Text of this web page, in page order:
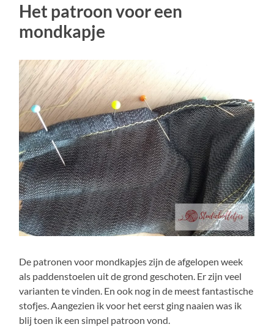
Het patroon voor een
mondkapje
De patronen voor mondkapjes zijn de afgelopen week
als paddenstoelen uit de grond geschoten. Er zijn veel
varianten te vinden. En ook nog in de meest fantastische
stofjes. Aangezien ik voor het eerst ging naaien was ik
blij toen ik een simpel patroon vond.